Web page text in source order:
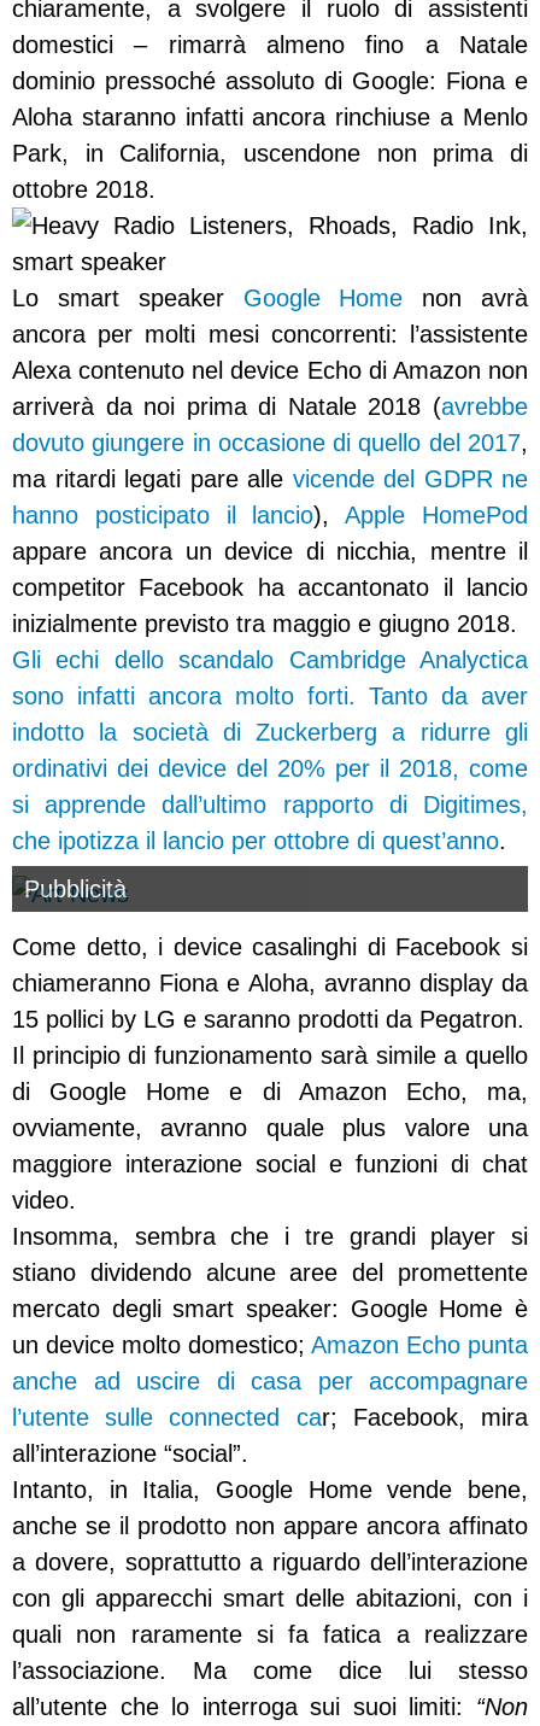
chiaramente, a svolgere il ruolo di assistenti
domestici – rimarrà almeno fino a Natale
dominio pressoché assoluto di Google: Fiona e
Aloha staranno infatti ancora rinchiuse a Menlo
Park, in California, uscendone non prima di
ottobre 2018.
Lo smart speaker Google Home non avrà
ancora per molti mesi concorrenti: l’assistente
Alexa contenuto nel device Echo di Amazon non
arriverà da noi prima di Natale 2018 (avrebbe
dovuto giungere in occasione di quello del 2017,
ma ritardi legati pare alle vicende del GDPR ne
hanno posticipato il lancio),Apple HomePod
appare ancora un device di nicchia, mentre il
competitor Facebook ha accantonato il lancio
inizialmente previsto tra maggio e giugno 2018.
Gli echi dello scandalo Cambridge Analyctica
sono infatti ancora molto forti. Tanto da aver
indotto la società di Zuckerberg a ridurre gli
ordinativi dei device del 20% per il 2018, come
si apprende dall’ultimo rapporto di Digitimes,
che ipotizza il lancio per ottobre di quest’anno.
Pubblicità
Come detto, i device casalinghi di Facebook si
chiameranno Fiona e Aloha, avranno display da
15 pollici by LG e saranno prodotti da Pegatron.
Il principio di funzionamento sarà simile a quello
di Google Home e di Amazon Echo, ma,
ovviamente, avranno quale plus valore una
maggiore interazione social e funzioni di chat
video.
Insomma, sembra che i tre grandi player si
stiano dividendo alcune aree del promettente
mercato degli smart speaker: Google Home è
un device molto domestico; Amazon Echo punta
anche ad uscire di casa per accompagnare
l’utente sulle connected car; Facebook, mira
all’interazione “social”.
Intanto, in Italia, Google Home vende bene,
anche se il prodotto non appare ancora affinato
a dovere, soprattutto a riguardo dell’interazione
con gli apparecchi smart delle abitazioni, con i
quali non raramente si fa fatica a realizzare
l’associazione. Ma come dice lui stesso
all’utente che lo interroga sui suoi limiti: “Non